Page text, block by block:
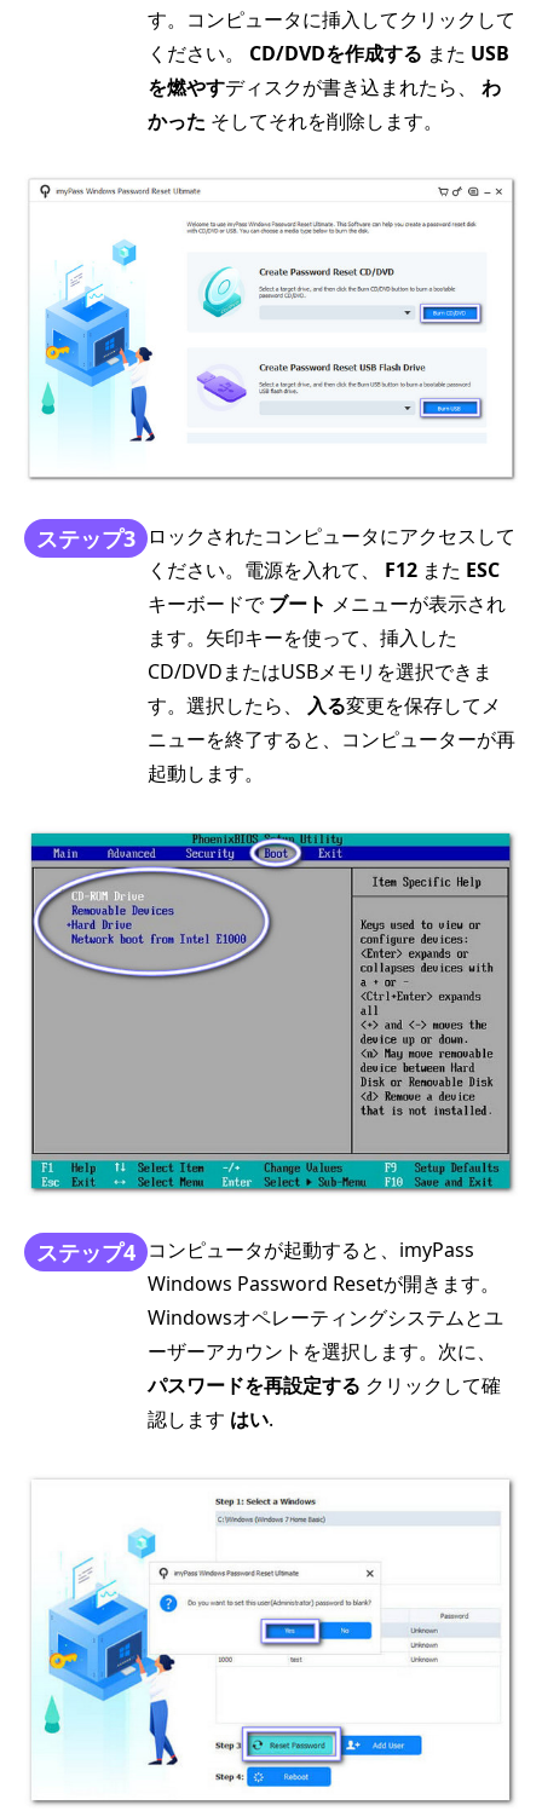
す。コンピュータに挿入してクリックして
ください。 CD/DVDを作成する また USB
を燃やすディスクが書き込まれたら、 わ
かった そしてそれを削除します。
ステップ3 ロックされたコンピュータにアクセスして
ください。電源を入れて、 F12 また ESC
キーボードでブート メニューが表示され
ます。矢印キーを使って、挿入した
CD/DVDまたはUSBメモリを選択できま
す。選択したら、 入る変更を保存してメ
ニューを終了すると、コンピューターが再
起動します。
ステップ4 コンピュータが起動すると、imyPass
Windows Password Resetが開きます。
Windowsオペレーティングシステムとユ
ーザーアカウントを選択します。次に、
パスワードを再設定する クリックして確
認します はい.